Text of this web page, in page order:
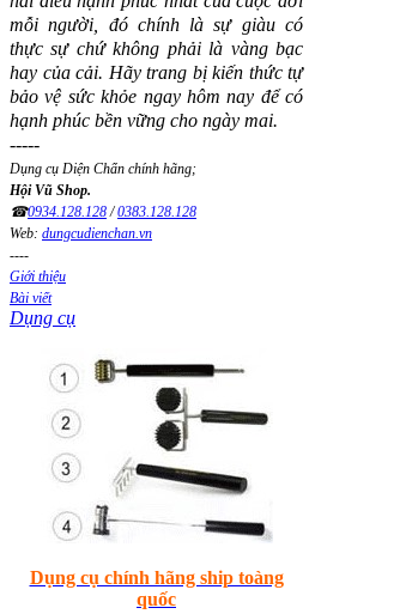
mỗi người, đó chính là sự giàu có
thực sự chứ không phải là vàng bạc
hay của cải. Hãy trang bị kiến thức tự
bảo vệ sức khỏe ngay hôm nay để có
hạnh phúc bền vững cho ngày mai.
-----
Dụng cụ Diện Chẩn chính hãng;
Hội Vũ Shop.
☎0934.128.128/0383.128.128
Web: dungcudienchan.vn
----
Giới thiệu
Bài viết
Dụng cụ
Dụng cụ chính hãng ship toàng
quốc